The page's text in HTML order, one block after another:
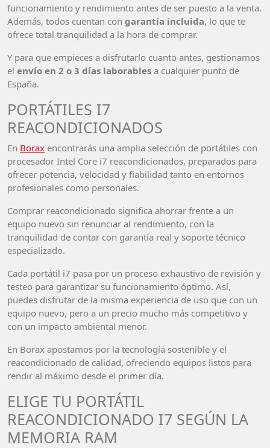
funcionamiento y rendimiento antes de ser puesto a la venta.
Además, todos cuentan con garantía incluida, lo que te
ofrece total tranquilidad a la hora de comprar.
Y para que empieces a disfrutarlo cuanto antes, gestionamos
el envío en 2 o 3 días laborables a cualquier punto de
España.
PORTÁTILES I7
REACONDICIONADOS
En Borax encontrarás una amplia selección de portátiles con
procesador Intel Core i7 reacondicionados, preparados para
ofrecer potencia, velocidad y fiabilidad tanto en entornos
profesionales como personales.
Comprar reacondicionado significa ahorrar frente a un
equipo nuevo sin renunciar al rendimiento, con la
tranquilidad de contar con garantía real y soporte técnico
especializado.
Cada portátil i7 pasa por un proceso exhaustivo de revisión y
testeo para garantizar su funcionamiento óptimo. Así,
puedes disfrutar de la misma experiencia de uso que con un
equipo nuevo, pero a un precio mucho más competitivo y
con un impacto ambiental menor.
En Borax apostamos por la tecnología sostenible y el
reacondicionado de calidad, ofreciendo equipos listos para
rendir al máximo desde el primer día.
ELIGE TU PORTÁTIL
REACONDICIONADO I7 SEGÚN LA
MEMORIA RAM